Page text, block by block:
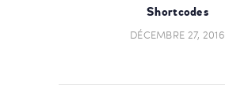
L’ARTICLE
Shortcodes
DÉCEMBRE 27, 2016